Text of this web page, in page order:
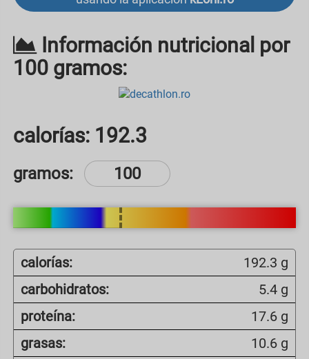
Información nutricional por
100 gramos:
calorías: 192.3
gramos:
calorías:
192.3 g
carbohidratos:
5.4 g
proteína:
17.6 g
grasas:
10.6 g